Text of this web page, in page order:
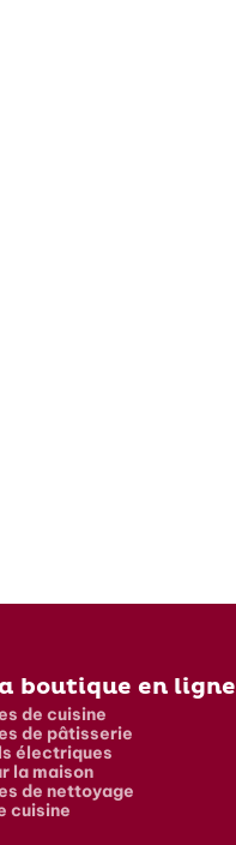
boutique en ligne
de cuisine
de pâtisserie
électriques
la maison
de nettoyage
cuisine